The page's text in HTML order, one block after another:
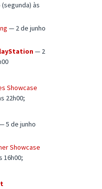
às
— 2 de junho
— 2
Showcase
22h00;
5 de junho
Showcase
16h00;